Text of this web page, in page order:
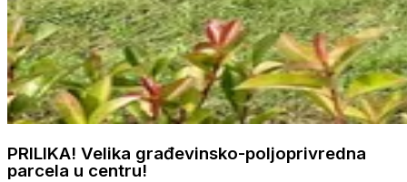
PRILIKA! Velika građevinsko-poljoprivredna
parcela u centru!